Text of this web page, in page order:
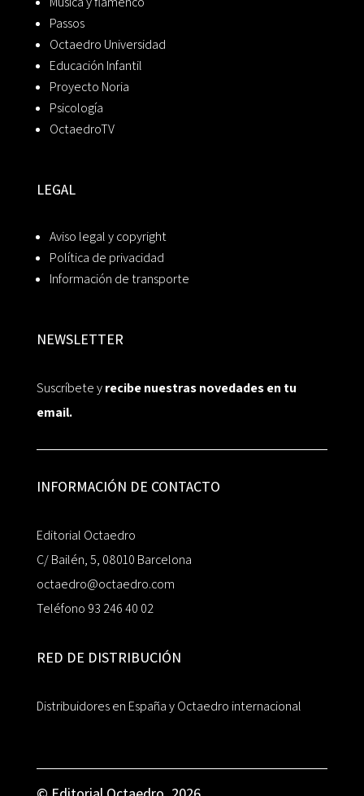
Passos
Octaedro Universidad
Educación Infantil
Proyecto Noria
Psicología
OctaedroTV
LEGAL
Aviso legal y copyright
Política de privacidad
Información de transporte
NEWSLETTER
Suscríbete yrecibe nuestras novedades en tu
email.
INFORMACIÓN DE CONTACTO
Editorial Octaedro
C/ Bailén, 5, 08010 Barcelona
octaedro@octaedro.com
Teléfono 93 246 40 02
RED DE DISTRIBUCIÓN
Distribuidores en España y Octaedro internacional